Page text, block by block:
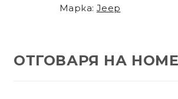
Марка: Jeep
ОТГОВАРЯ НА